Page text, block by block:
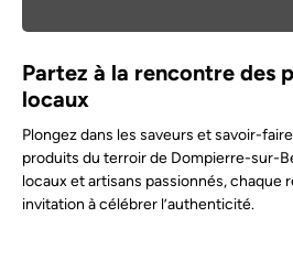
Partez à la rencontre des
locaux
Plongez dans les saveurs et savoir-
produits du terroir de Dompierre-sur-
locaux et artisans passionnés, chaque
invitation à célébrer l’authenticité.